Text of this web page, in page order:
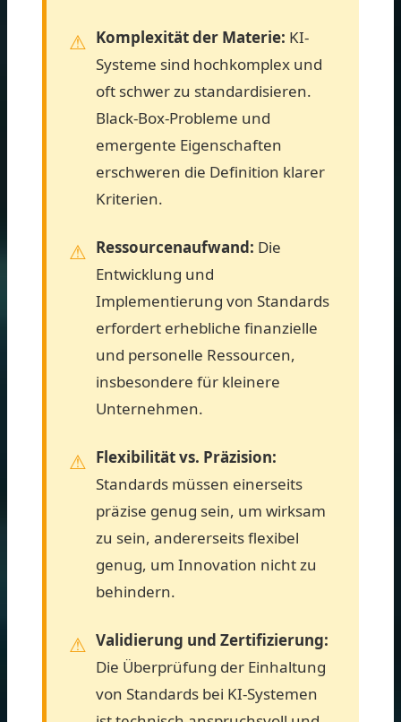
Komplexität der Materie: KI-
Systeme sind hochkomplex und
oft schwer zu standardisieren.
Black-Box-Probleme und
emergente Eigenschaften
erschweren die Definition klarer
Kriterien.
Ressourcenaufwand: Die
Entwicklung und
Implementierung von Standards
erfordert erhebliche finanzielle
und personelle Ressourcen,
insbesondere für kleinere
Unternehmen.
Flexibilität vs. Präzision:
Standards müssen einerseits
präzise genug sein, um wirksam
zu sein, andererseits flexibel
genug, um Innovation nicht zu
behindern.
Validierung und Zertifizierung:
Die Überprüfung der Einhaltung
von Standards bei KI-Systemen